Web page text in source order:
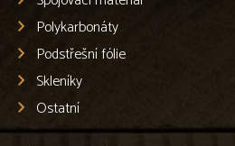
Polykarbonáty
Podstřešní fólie
Skleníky
Ostatní